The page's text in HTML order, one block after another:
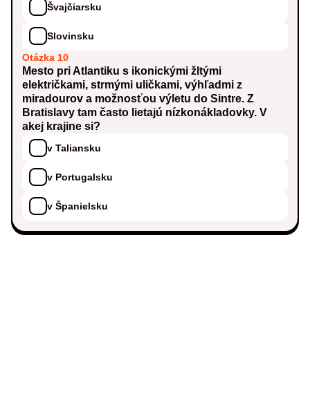
Švajčiarsku
Slovinsku
Otázka 10
Mesto pri Atlantiku s ikonickými žltými
električkami, strmými uličkami, výhľadmi z
miradourov a možnosťou výletu do Sintre. Z
Bratislavy tam často lietajú nízkonákladovky. V
akej krajine si?
v Taliansku
v Portugalsku
v Španielsku